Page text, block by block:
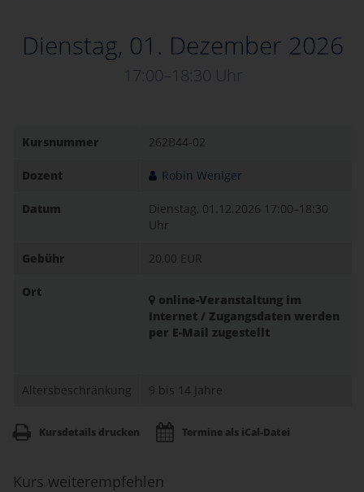
Dienstag, 01. Dezember 2026
17:00–18:30 Uhr
Kursnummer 262B44-02
Dozent Robin Weniger
Datum Dienstag, 01.12.2026 17:00–18:30
Uhr
Gebühr 20,00 EUR
Ort
online-Veranstaltung im
Internet / Zugangsdaten werden
per E-Mail zugestellt
Altersbeschränkung 9 bis 14 Jahre
Kursdetails drucken Termine als iCal-Datei
Kurs weiterempfehlen